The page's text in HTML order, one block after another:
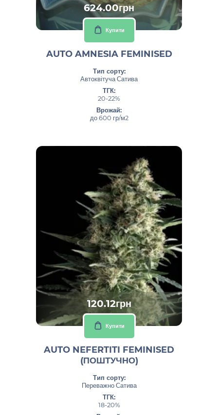
624.00грн
Купити
AUTO AMNESIA FEMINISED
Тип сорту:
Автоквітуча Сатива
ТГК:
20-22%
Врожай:
до 600 гр/м2
120.12грн
Купити
AUTO NEFERTITI FEMINISED
(ПОШТУЧНО)
Тип сорту:
Переважно Сатива
ТГК:
18-20%